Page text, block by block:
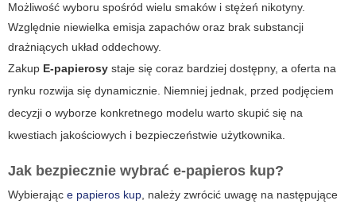
Możliwość wyboru spośród wielu smaków i stężeń nikotyny.
Względnie niewielka emisja zapachów oraz brak substancji
drażniących układ oddechowy.
Zakup E-papierosy staje się coraz bardziej dostępny, a oferta na
rynku rozwija się dynamicznie. Niemniej jednak, przed podjęciem
decyzji o wyborze konkretnego modelu warto skupić się na
kwestiach jakościowych i bezpieczeństwie użytkownika.
Jak bezpiecznie wybrać e-papieros kup?
Wybierając e papieros kup, należy zwrócić uwagę na następujące